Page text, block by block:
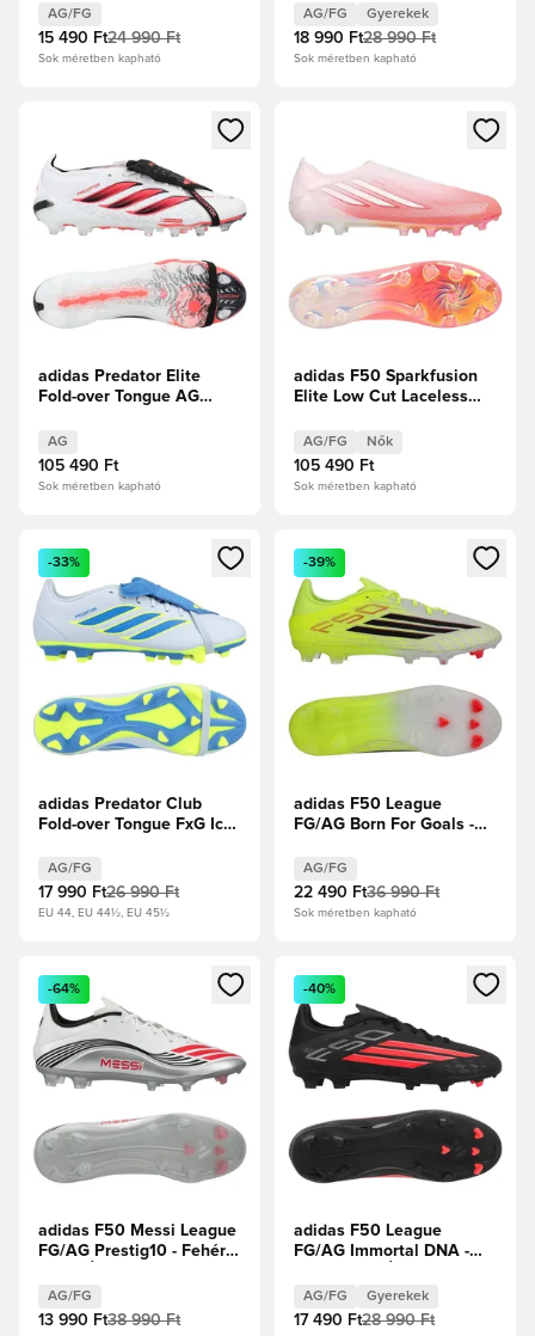
Élénkpiros
AG/FG
15 490 Ft24 990 Ft
Sok méretben kapható
Blue/Napsárga/Világos
szolgálati akva Gyerek
AG/FG Gyerekek
18 990 Ft28 990 Ft
Sok méretben kapható
Megnyit egy modált a bejelentkezéshez vagy a tagként
adidas Predator Elite
Fold-over Tongue AG
AG
105 490 Ft
Sok méretben kapható
Megnyit egy modált a
adidas F50 Sparkfusion
Elite Low Cut Laceless
Női
AG/FG Nők
105 490 Ft
Sok méretben kapható
Megnyit egy modált a bejelentkezéshez vagy a tagként
-33%
adidas Predator Club
Fold-over Tongue FxG Ice
Sky/Ray Blue/Napsárga
AG/FG
17 990 Ft26 990 Ft
EU 44, EU 44½, EU 45½
Megnyit egy modált a
-39%
adidas F50 League
FG/AG Born For Goals -
Élénkpiros
AG/FG
22 490 Ft36 990 Ft
Sok méretben kapható
Megnyit egy modált a bejelentkezéshez vagy a tagként
-64%
adidas F50 Messi League
FG/AG Prestig10 - Fehér
metál
AG/FG
13 990 Ft38 990 Ft
Megnyit egy modált a
-40%
adidas F50 League
FG/AG Immortal DNA -
Gyerek
AG/FG Gyerekek
17 490 Ft28 990 Ft